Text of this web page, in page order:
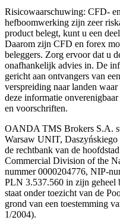
Risicowaarschuwing: CFD-
hefboomwerking zijn zeer
product belegt, kunt u een
Daarom zijn CFD en forex
beleggers. Zorg ervoor dat u
onafhankelijk advies in. De
gericht aan ontvangers van
verspreiding naar landen
deze informatie
en voorschriften.
OANDA TMS Brokers S.A.
Warsaw UNIT, Daszyńskiego
de rechtbank van de
Commercial Division of the
nummer 0000204776, NIP-
PLN 3.537.560 in zijn
staat onder toezicht van de
grond van een toestemming
1/2004).